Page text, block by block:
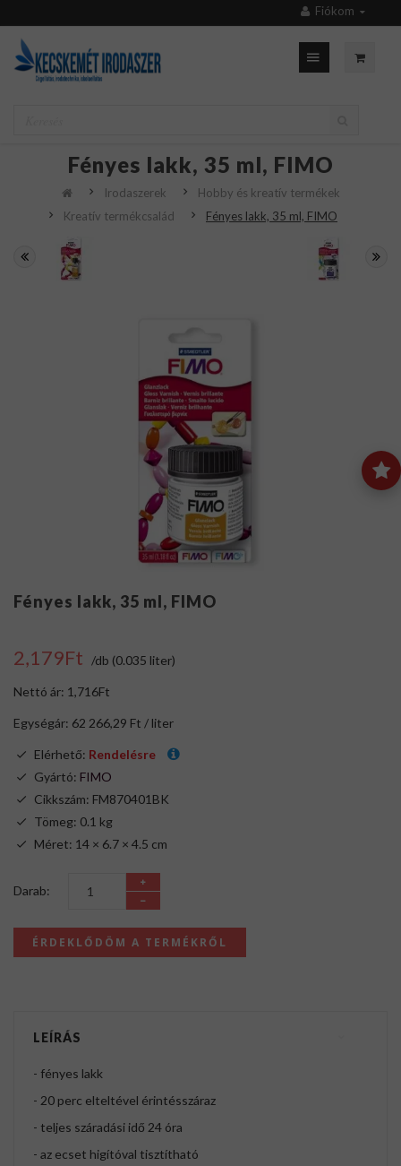
Fiókom
Fényes lakk, 35 ml, FIMO
Irodaszerek
Hobby és kreatív termékek
Kreatív termékcsalád
Fényes lakk, 35 ml, FIMO
Fényes lakk, 35 ml, FIMO
2,179Ft /db (0.035 liter)
Nettó ár: 1,716Ft
Egységár: 62 266,29 Ft / liter
Elérhető: Rendelésre
Gyártó: FIMO
Cikkszám: FM870401BK
Tömeg: 0.1 kg
Méret: 14 × 6.7 × 4.5 cm
Darab:
ÉRDEKLŐDÖM A TERMÉKRŐL
LEÍRÁS
- fényes lakk
- 20 perc elteltével érintésszáraz
- teljes száradási idő 24 óra
- az ecset higítóval tisztítható